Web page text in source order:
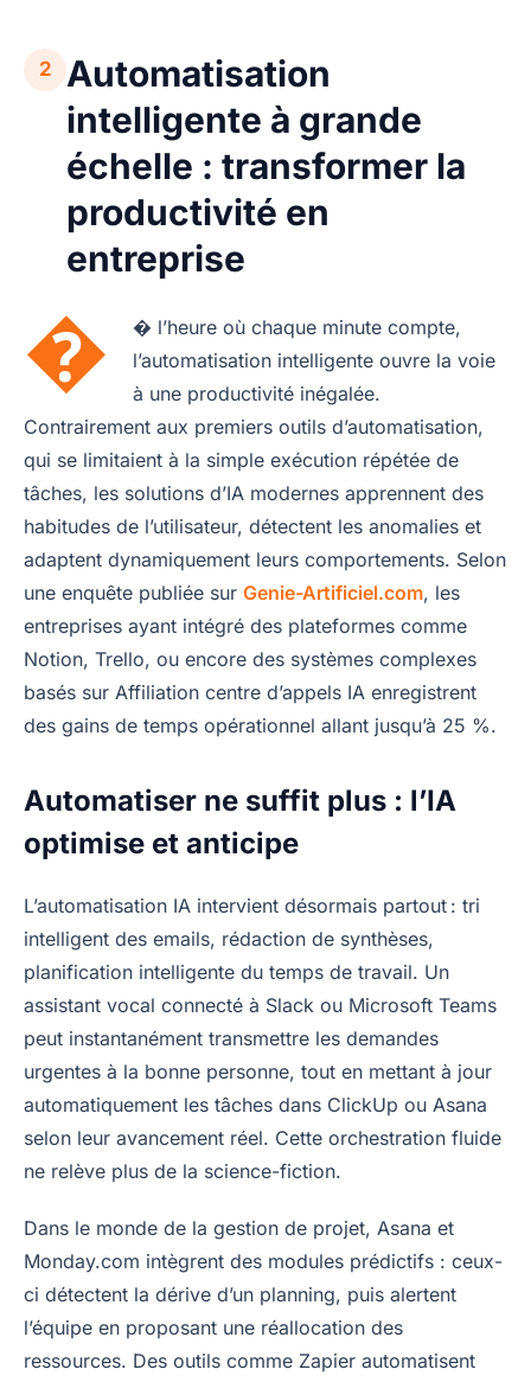
2
Automatisation
intelligente à grande
échelle : transformer la
productivité en
entreprise
�
� l’heure où chaque minute compte,
l’automatisation intelligente ouvre la voie
à une productivité inégalée.
Contrairement aux premiers outils d’automatisation,
qui se limitaient à la simple exécution répétée de
tâches, les solutions d’IA modernes apprennent des
habitudes de l’utilisateur, détectent les anomalies et
adaptent dynamiquement leurs comportements. Selon
une enquête publiée sur Genie-Artificiel.com, les
entreprises ayant intégré des plateformes comme
Notion, Trello, ou encore des systèmes complexes
basés sur Affiliation centre d’appels IA enregistrent
des gains de temps opérationnel allant jusqu’à 25 %.
Automatiser ne suffit plus : l’IA
optimise et anticipe
L’automatisation IA intervient désormais partout : tri
intelligent des emails, rédaction de synthèses,
planification intelligente du temps de travail. Un
assistant vocal connecté à Slack ou Microsoft Teams
peut instantanément transmettre les demandes
urgentes à la bonne personne, tout en mettant à jour
automatiquement les tâches dans ClickUp ou Asana
selon leur avancement réel. Cette orchestration fluide
ne relève plus de la science-fiction.
Dans le monde de la gestion de projet, Asana et
Monday.com intègrent des modules prédictifs : ceux-
ci détectent la dérive d’un planning, puis alertent
l’équipe en proposant une réallocation des
ressources. Des outils comme Zapier automatisent